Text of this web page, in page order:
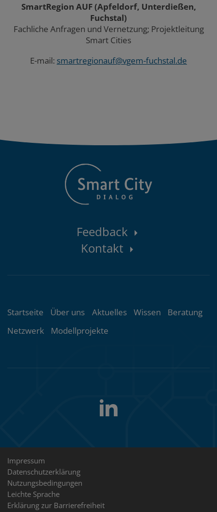
SmartRegion AUF (Apfeldorf, Unterdießen,
Fuchstal)
Fachliche Anfragen und Vernetzung; Projektleitung
Smart Cities
E-mail: smartregionauf@vgem-fuchstal.de
Kontaktbereich
Feedback
Kontakt
Themenübersicht
Startseite Über uns Aktuelles Wissen
Beratung
Netzwerk
Modellprojekte
Folgen
uns
LinkedIn
Rechtliche
Hinweise
Impressum
Datenschutzerklärung
Nutzungsbedingungen
Leichte Sprache
Erklärung zur Barrierefreiheit